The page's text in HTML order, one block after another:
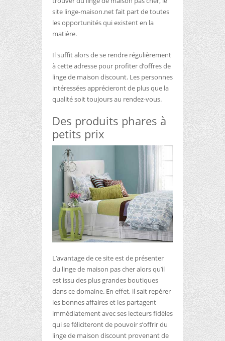
site linge-maison.net fait part de toutes
les opportunités qui existent en la
matière.
Il suffit alors de se rendre régulièrement
à cette adresse pour profiter d’offres de
linge de maison discount. Les personnes
intéressées apprécieront de plus que la
qualité soit toujours au rendez-vous.
Des produits phares à
petits prix
L’avantage de ce site est de présenter
du linge de maison pas cher alors qu’il
est issu des plus grandes boutiques
dans ce domaine. En effet, il sait repérer
les bonnes affaires et les partagent
immédiatement avec ses lecteurs fidèles
qui se féliciteront de pouvoir s’offrir du
linge de maison discount provenant de